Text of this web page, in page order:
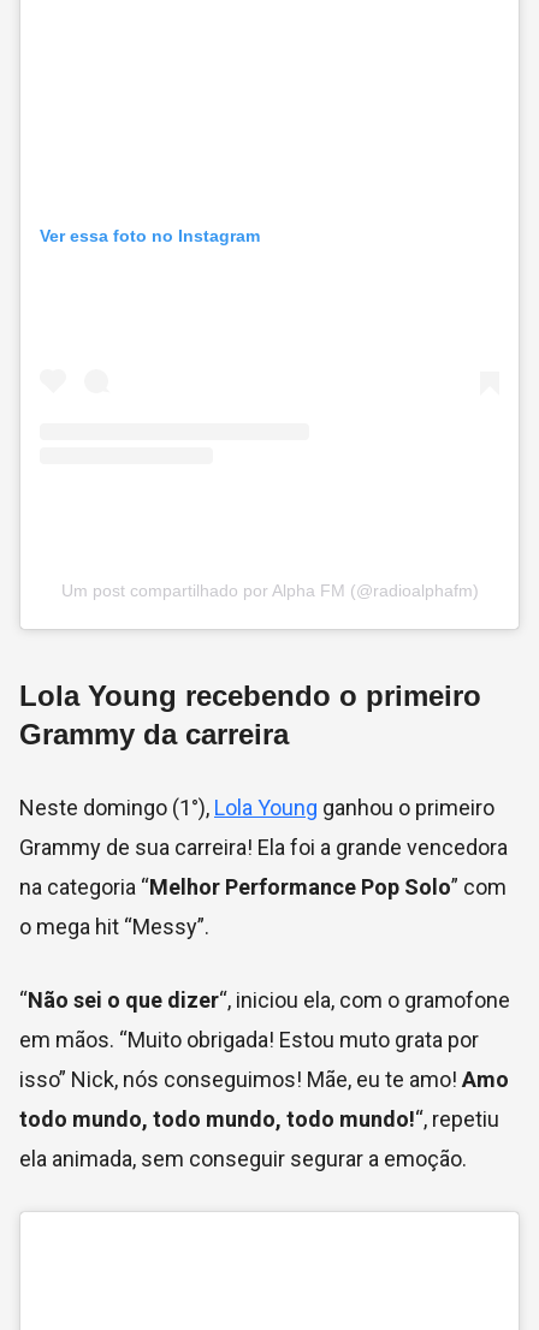
Ver essa foto no Instagram
Um post compartilhado por Alpha FM (@radioalphafm)
Lola Young recebendo o primeiro
Grammy da carreira
Neste domingo (1°), Lola Young ganhou o primeiro
Grammy de sua carreira! Ela foi a grande vencedora
na categoria “Melhor Performance Pop Solo” com
o mega hit “Messy”.
“Não sei o que dizer“, iniciou ela, com o gramofone
em mãos. “Muito obrigada! Estou muto grata por
isso” Nick, nós conseguimos! Mãe, eu te amo! Amo
todo mundo, todo mundo, todo mundo!“, repetiu
ela animada, sem conseguir segurar a emoção.